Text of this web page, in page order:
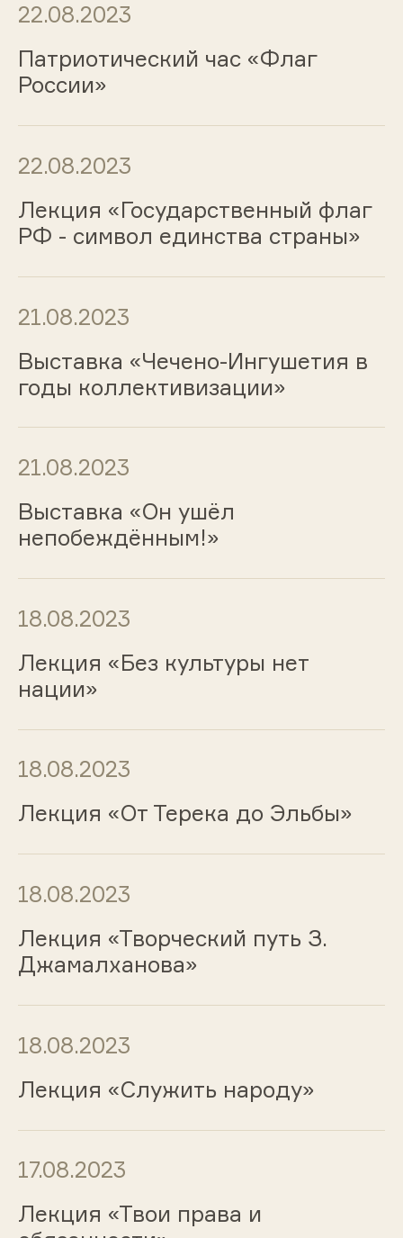
22.08.2023
Патриотический час «Флаг
России»
22.08.2023
Лекция «Государственный флаг
РФ - символ единства страны»
21.08.2023
Выставка «Чечено-Ингушетия в
годы коллективизации»
21.08.2023
Выставка «Он ушёл
непобеждённым!»
18.08.2023
Лекция «Без культуры нет
нации»
18.08.2023
Лекция «От Терека до Эльбы»
18.08.2023
Лекция «Творческий путь З.
Джамалханова»
18.08.2023
Лекция «Служить народу»
17.08.2023
Лекция «Твои права и